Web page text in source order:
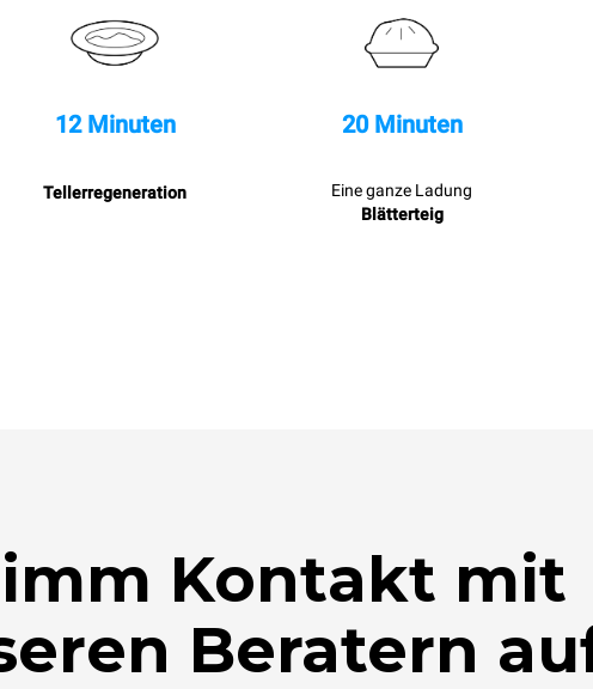
12 Minuten
Tellerregeneration
20 Minuten
Eine ganze Ladung
Blätterteig
Kontakt mit
Beratern